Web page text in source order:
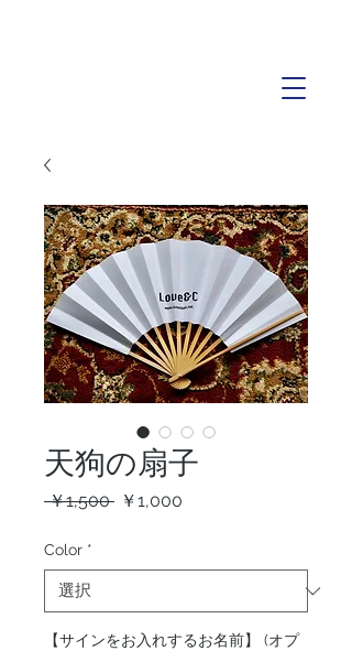
天狗の扇子
￥1,500 通
格
￥1,000
価
Color *
【サインをお入れするお名前】 (オプ